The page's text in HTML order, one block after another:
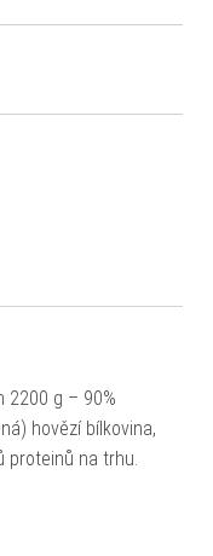
2200 g – 90%
hovězí bílkovina,
proteinů na trhu.